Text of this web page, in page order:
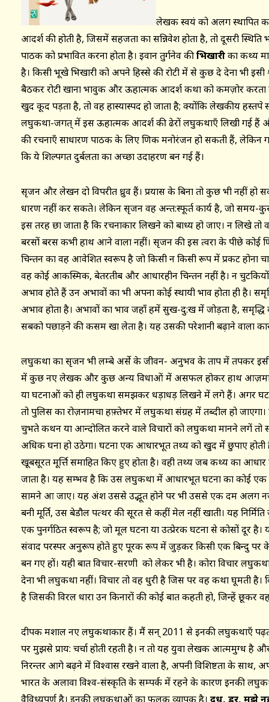
लेखक स्वयं को अलग स्थापित
आदर्श की होती है, जिसमें सहजता का सन्निवेश होता है, तो दूसरी
पाठक को प्रभावित करना होता है। इवान तुर्गनेव कीभिखारीका कथ्य
है। किसी भूखे भिखारी को अपने हिस्से की रोटी में से कुछ दे देना भी
बैठकर रोटी खाना भावुक और ऊहात्मक आदर्श कथा को कमज़ोर
खुद कूद पड़ता है, तो वह हास्यास्पद हो जाता है; क्योंकि लेखकीय
लघुकथा-जगत् में इस ऊहात्मक आदर्श की ढेरों लघुकथाएँ लिखी गई हैं
की रचनाएँ साधारण पाठक के लिए क्षणिक मनोरंजन हो सकती हैं, लेकिन
कि ये शिल्पगत दुर्बलता का अच्छा उदाहरण बन गई हैं।
सृजन और लेखन दो विपरीत ध्रुव हैं। प्रयास के बिना तो कुछ भी नहीं हो
धारण नहीं कर सकते। लेकिन सृजन वह अन्त:स्फूर्त कार्य है, जो समय-
इस तरह छा जाता है कि रचनाकार लिखने को बाध्य हो जाए। न लिखे
बरसों बरस कभी हाथ आने वाला नहीं। सृजन की इस त्वरा के पीछे कोई
चिन्तन का वह आवेशित स्वरूप है जो किसी न किसी रूप में प्रकट होना
वह कोई आकस्मिक, बेतरतीब और आधारहीन चिन्तन नहीं है। न
अभाव होते हैं उन अभावों का भी अपना कोई स्थायी भाव होता ही है।
अभाव होता है। अभावों का भाव जहाँ हमें सुख-दु:ख में जोड़ता है, समृद्धि
सबको पछाड़ने की कसम खा लेता है। यह उसकी परेशानी बढ़ाने वाला
लघुकथा का सृजन भी लम्बे अर्से के जीवन- अनुभव के ताप में तपकर
में कुछ नए लेखक और कुछ अन्य विधाओं में असफल होकर हाथ
या घटनाओं को ही लघुकथा समझकर धड़ाधड़ लिखने में लगे हैं। अगर
तो पुलिस का रोज़नामचा हफ़्तेभर में लघुकथा संग्रह में तब्दील हो जाएगा।
चुभते कथन या आन्दोलित करने वाले विचारों को लघुकथा मानने लगें तो
अधिक घना हो उठेगा। घटना एक आधारभूत तथ्य को खुद में छुपाए
खूबसूरत मूर्त्ति समाहित किए हुए होता है। वही तथ्य जब कथ्य का आधार
जाता है। यह सम्भव है कि उस लघुकथा में आधारभूत घटना का कोई एक
सामने आ जाए। यह अंश उससे उद्भूत होने पर भी उससे एक दम अलग
बनी मूर्ति, उस बेडौल पत्थर की सूरत से कहीं मेल नहीं खाती। यह
एक पुनर्गठित स्वरूप है; जो मूल घटना या उत्प्रेरक घटना से कोसों दूर
संवाद परस्पर अनुरूप होते हुए पूरक रूप में जुड़कर किसी एक बिन्दु पर
बन गए हों। यही बात विचार-सरणी को लेकर भी है। कोरा विचार
देना भी लघुकथा नहीं। विचार तो वह धुरी है जिस पर वह कथा घूमती है।
है जिसकी विरल धारा उन किनारों की कोई बात कहती हो, जिन्हें
दीपक मशाल नए लघुकथाकार हैं। मैं सन् 2011 से इनकी लघुकथाएँ
पर मुझसे प्राय: चर्चा होती रहती है। न तो यह युवा लेखक आत्ममुग्ध है
निरन्तर आगे बढ़ने में विश्वास रखने वाला है, अपनी विशिष्टता के साथ,
भारत के अलावा विश्व-संस्कृति के सम्पर्क में रहने के कारण इनकी
वैविध्यपूर्ण है। इनकी लघुकथाओं का फलक व्यापक है। दूध, डर, मुझे